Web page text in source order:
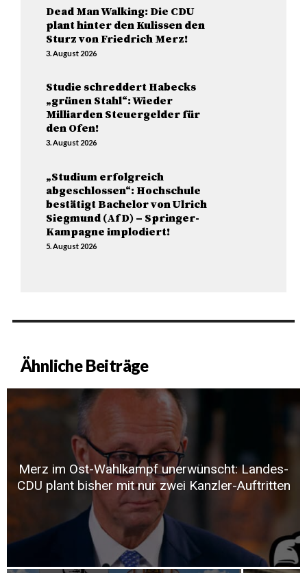
Dead Man Walking: Die CDU
plant hinter den Kulissen den
Sturz von Friedrich Merz!
3. August 2026
Studie schreddert Habecks
„grünen Stahl“: Wieder
Milliarden Steuergelder für
den Ofen!
3. August 2026
„Studium erfolgreich
abgeschlossen“: Hochschule
bestätigt Bachelor von Ulrich
Siegmund (AfD) – Springer-
Kampagne implodiert!
5. August 2026
Ähnliche Beiträge
Merz im Ost-Wahlkampf unerwünscht: Landes-
CDU plant bisher mit nur zwei Kanzler-Auftritten